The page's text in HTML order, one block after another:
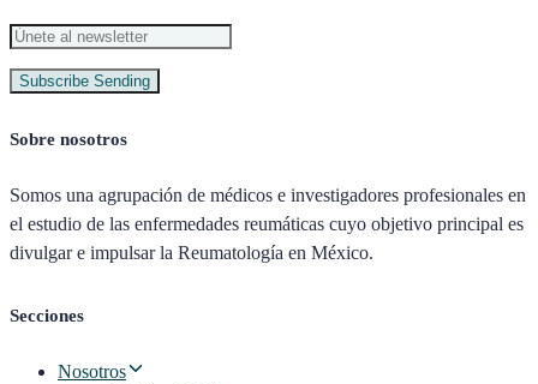
Subscribe Sending
Sobre nosotros
Somos una agrupación de médicos e investigadores profesionales en
el estudio de las enfermedades reumáticas cuyo objetivo principal es
divulgar e impulsar la Reumatología en México.
Secciones
Nosotros